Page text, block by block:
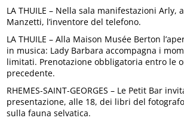
LA THUILE – Nella sala manifestazioni Arly,
Manzetti, l’inventore del telefono.
LA THUILE – Alla Maison Musée Berton
in musica: Lady Barbara accompagna i
limitati. Prenotazione obbligatoria entro le
precedente.
RHEMES-SAINT-GEORGES – Le Petit Bar
presentazione, alle 18, dei libri del
sulla fauna selvatica.